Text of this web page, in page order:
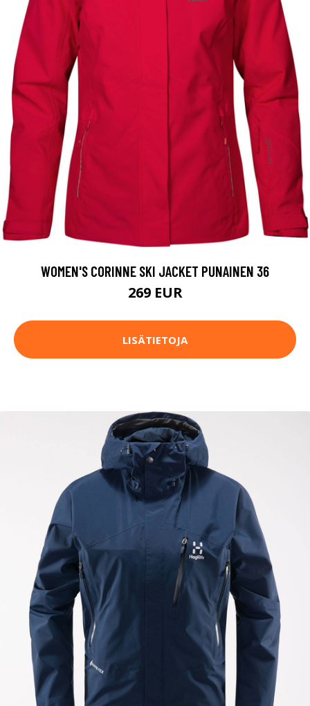
WOMEN'S CORINNE SKI JACKET PUNAINEN 36
269 EUR
LISÄTIETOJA